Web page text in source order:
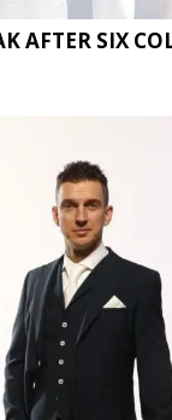
AFTER SIX